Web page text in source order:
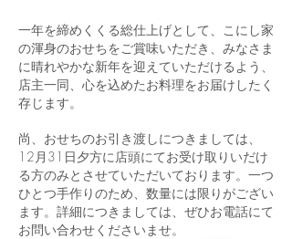
一年を締めくくる総仕上げとして、こにし家
の渾身のおせちをご賞味いただき、みなさま
に晴れやかな新年を迎えていただけるよう、
店主一同、心を込めたお料理をお届けしたく
存じます。
尚、おせちのお引き渡しにつきましては、
12月31日夕方に店頭にてお受け取りいだけ
る方のみとさせていただいております。一つ
ひとつ手作りのため、数量には限りがござい
ます。詳細につきましては、ぜひお電話にて
お問い合わせくださいませ。